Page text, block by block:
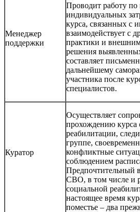
Менеджер
поддержки
Проводит работу
индивидуальных
курса, связанных с
взаимодействует с
практики и
решения
составляет
дальнейшему
участника после
специалистов.
Куратор
Осуществляет
прохождению курса
реабилитации,
группе,
конфликтные
соблюдением
Предпочтительный
СВО, в том числе и
социальной
настоящее время
поместье – два